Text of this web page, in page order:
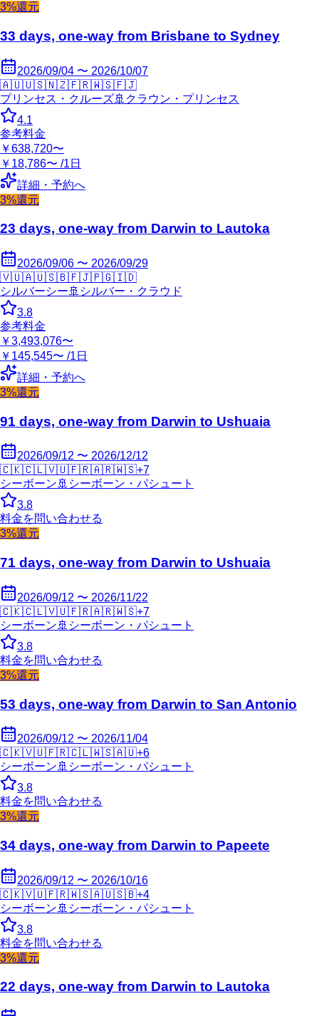
3%還元
33 days, one-way from Brisbane to Sydney
2026/09/04 〜 2026/10/07
🇦🇺🇺🇸🇳🇿🇫🇷🇼🇸🇫🇯
プリンセス・クルーズ🚢 クラウン・プリンセス
4.1
参考料金
￥638,720〜
￥18,786〜 /1日
詳細・予約へ
3%還元
23 days, one-way from Darwin to Lautoka
2026/09/06 〜 2026/09/29
🇻🇺🇦🇺🇸🇧🇫🇯🇵🇬🇮🇩
シルバーシー 🚢 シルバー・クラウド
3.8
参考料金
￥3,493,076〜
￥145,545〜 /1日
詳細・予約へ
3%還元
91 days, one-way from Darwin to Ushuaia
2026/09/12 〜 2026/12/12
🇨🇰🇨🇱🇻🇺🇫🇷🇦🇷🇼🇸+7
シーボーン 🚢 シーボーン・パシュート
3.8
料金を問い合わせる
3%還元
71 days, one-way from Darwin to Ushuaia
2026/09/12 〜 2026/11/22
🇨🇰🇨🇱🇻🇺🇫🇷🇦🇷🇼🇸+7
シーボーン 🚢 シーボーン・パシュート
3.8
料金を問い合わせる
3%還元
53 days, one-way from Darwin to San Antonio
2026/09/12 〜 2026/11/04
🇨🇰🇻🇺🇫🇷🇨🇱🇼🇸🇦🇺+6
シーボーン 🚢 シーボーン・パシュート
3.8
料金を問い合わせる
3%還元
34 days, one-way from Darwin to Papeete
2026/09/12 〜 2026/10/16
🇨🇰🇻🇺🇫🇷🇼🇸🇦🇺🇸🇧+4
シーボーン 🚢 シーボーン・パシュート
3.8
料金を問い合わせる
3%還元
22 days, one-way from Darwin to Lautoka